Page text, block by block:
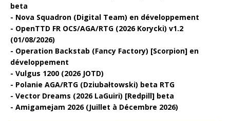
beta
Nova Squadron (Digital Team) en développement
OpenTTD FR OCS/AGA/RTG (2026 Korycki) v1.2
(01/08/2026)
Operation Backstab (Fancy Factory) [Scorpion] en
développement
Vulgus 1200 (2026 JOTD)
Polanie AGA/RTG (Dziubałtowski) beta RTG
Vector Dreams (2026 LaGuiri) [Redpill] beta
Amigamejam 2026 (Juillet à Décembre 2026)